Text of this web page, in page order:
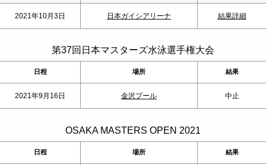
2021年10月3日 日本ガイシアリーナ 結果詳細
第37回日本マスターズ水泳選手権大会
日程 場所 結果
2021年9月16日 金沢プール 中止
OSAKA MASTERS OPEN 2021
日程 場所 結果